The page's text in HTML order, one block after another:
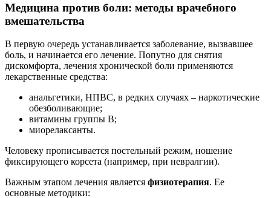
Медицина против боли: методы врачебного
вмешательства
В первую очередь устанавливается заболевание, вызвавшее
боль, и начинается его лечение. Попутно для снятия
дискомфорта, лечения хронической боли применяются
лекарственные средства:
анальгетики, НПВС, в редких случаях – наркотические
обезболивающие;
витамины группы В;
миорелаксанты.
Человеку прописывается постельный режим, ношение
фиксирующего корсета (например, при невралгии).
Важным этапом лечения является физиотерапия. Ее
основные методики: